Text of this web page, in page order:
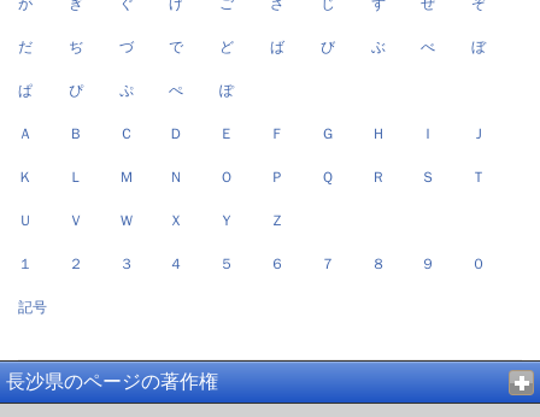
が ぎ ぐ げ ご ざ じ ず ぜ ぞ
だ ぢ づ で ど ば び ぶ べ ぼ
ぱ ぴ ぷ ぺ ぽ
Ａ Ｂ Ｃ Ｄ Ｅ Ｆ Ｇ Ｈ Ｉ Ｊ
Ｋ Ｌ Ｍ Ｎ Ｏ Ｐ Ｑ Ｒ Ｓ Ｔ
Ｕ Ｖ Ｗ Ｘ Ｙ Ｚ
１ ２ ３ ４ ５ ６ ７ ８ ９ ０
記号
長沙県のページの著作権